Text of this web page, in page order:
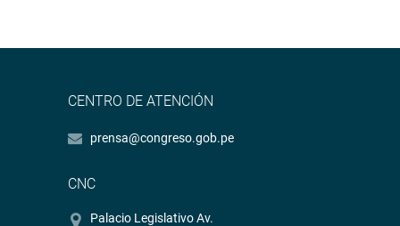
CENTRO DE ATENCIÓN
prensa@congreso.gob.pe
CNC
Palacio Legislativo Av.